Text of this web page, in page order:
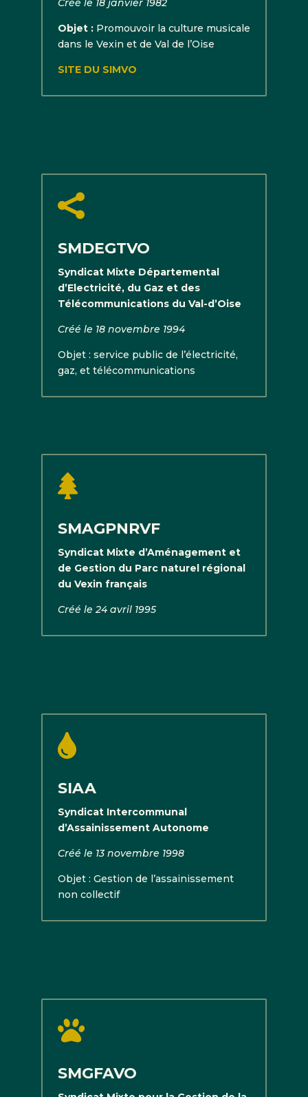
Créé le 18 janvier 1982
Objet : Promouvoir la culture musicale
dans le Vexin et de Val de l’Oise
SITE DU SIMVO

SMDEGTVO
Syndicat Mixte Départemental
d’Electricité, du Gaz et des
Télécommunications du Val-d’Oise
Créé le 18 novembre 1994
Objet : service public de l’électricité,
gaz, et télécommunications

SMAGPNRVF
Syndicat Mixte d’Aménagement et
de Gestion du Parc naturel régional
du Vexin français
Créé le 24 avril 1995

SIAA
Syndicat Intercommunal
d’Assainissement Autonome
Créé le 13 novembre 1998
Objet : Gestion de l’assainissement
non collectif

SMGFAVO